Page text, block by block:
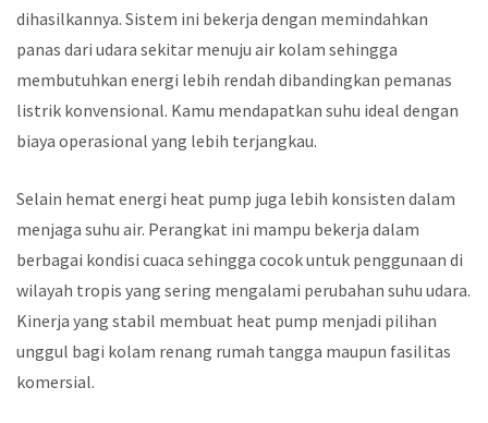
dihasilkannya. Sistem ini bekerja dengan memindahkan
panas dari udara sekitar menuju air kolam sehingga
membutuhkan energi lebih rendah dibandingkan pemanas
listrik konvensional. Kamu mendapatkan suhu ideal dengan
biaya operasional yang lebih terjangkau.
Selain hemat energi heat pump juga lebih konsisten dalam
menjaga suhu air. Perangkat ini mampu bekerja dalam
berbagai kondisi cuaca sehingga cocok untuk penggunaan di
wilayah tropis yang sering mengalami perubahan suhu udara.
Kinerja yang stabil membuat heat pump menjadi pilihan
unggul bagi kolam renang rumah tangga maupun fasilitas
komersial.